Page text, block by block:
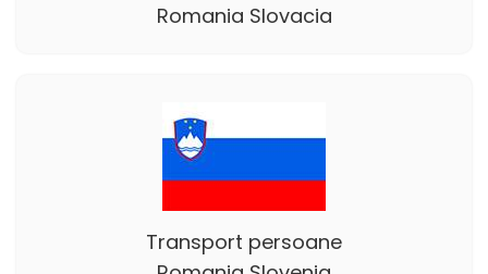
Romania Slovacia
Transport persoane